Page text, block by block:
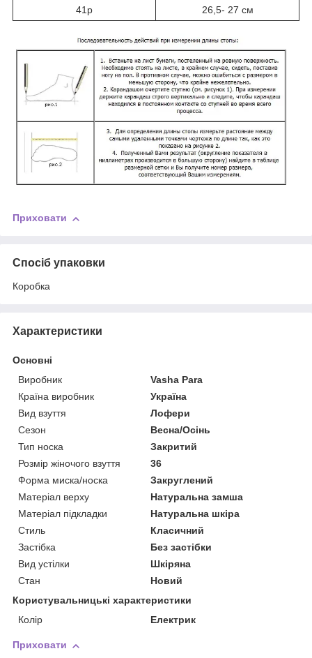
41р
26,5- 27 см
Приховати
Спосіб упаковки
Коробка
Характеристики
Основні
Виробник
Vasha Para
Країна виробник
Україна
Вид взуття
Лофери
Сезон
Весна/Осінь
Тип носка
Закритий
Розмір жіночого взуття
36
Форма миска/носка
Закруглений
Матеріал верху
Натуральна замша
Матеріал підкладки
Натуральна шкіра
Стиль
Класичний
Застібка
Без застібки
Вид устілки
Шкіряна
Стан
Новий
Користувальницькі характеристики
Колір
Електрик
Приховати